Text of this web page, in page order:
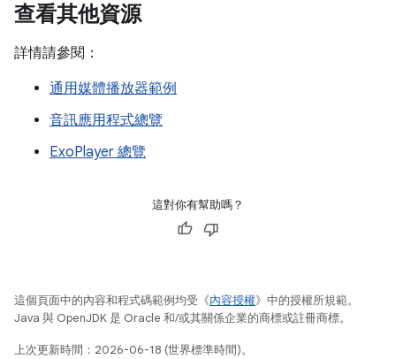
查看其他資源
詳情請參閱：
通用媒體播放器範例
音訊應用程式總覽
ExoPlayer 總覽
這對你有幫助嗎？
這個頁面中的內容和程式碼範例均受《內容授權》中的授權所規範。
Java 與 OpenJDK 是 Oracle 和/或其關係企業的商標或註冊商標。
上次更新時間：2026-06-18 (世界標準時間)。